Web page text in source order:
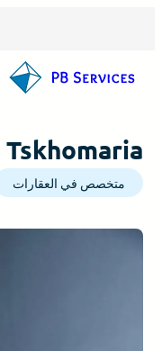
المحتوى
متخصص في العقارات